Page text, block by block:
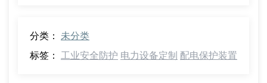
分类： 未分类
标签： 工业安全防护 电力设备定制 配电保护装置